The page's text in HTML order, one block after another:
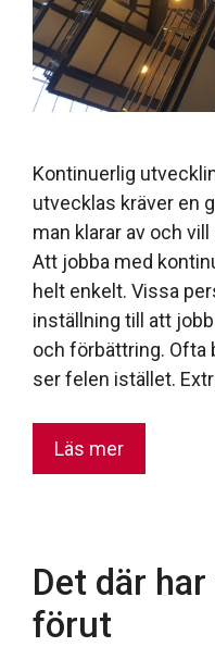
Kontinuerlig
utvecklas kräver en
man klarar av och
Att jobba med
helt enkelt. Vissa
inställning till att
och förbättring. Ofta
ser felen istället.
Läs mer
Det där
förut